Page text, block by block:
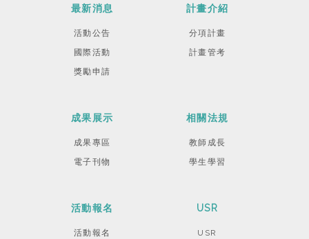
最新消息
活動公告
國際活動
獎勵申請
計畫介紹
分項計畫
計畫管考
成果展示
成果專區
電子刊物
相關法規
教師成長
學生學習
活動報名
活動報名
USR
USR